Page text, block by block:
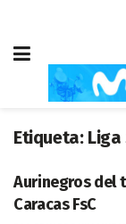
Etiqueta: Liga
Aurinegros del
Caracas FsC